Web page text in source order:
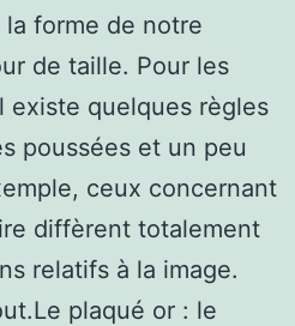
la forme de notre
de taille. Pour les
existe quelques règles
poussées et un peu
ceux concernant
diffèrent totalement
relatifs à la image.
plaqué or : le